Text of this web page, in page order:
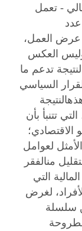
- تعمل
عرض العمل،
العكس
تدعم ما
السياسي
تتنبأ بأن
الاقتصادي؛
لعوامل
منالفقر
التي
لغرض
سلسلة